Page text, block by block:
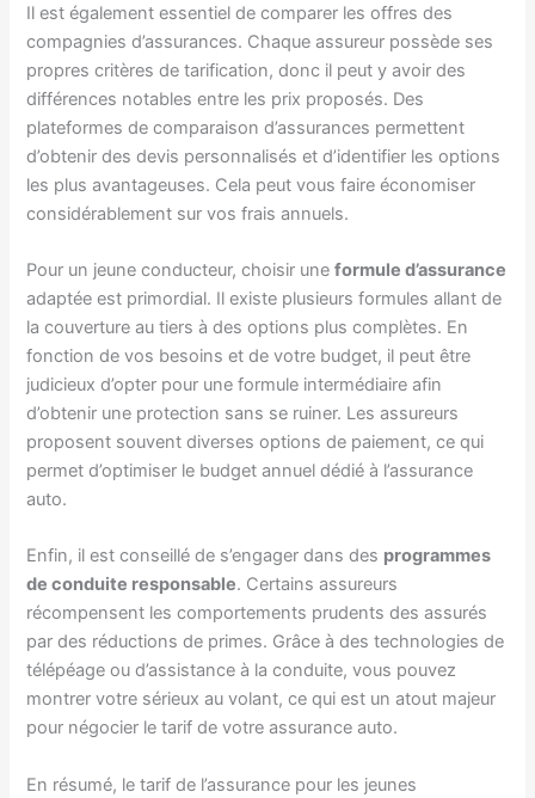
Il est également essentiel de comparer les offres des
compagnies d’assurances. Chaque assureur possède ses
propres critères de tarification, donc il peut y avoir des
différences notables entre les prix proposés. Des
plateformes de comparaison d’assurances permettent
d’obtenir des devis personnalisés et d’identifier les options
les plus avantageuses. Cela peut vous faire économiser
considérablement sur vos frais annuels.
Pour un jeune conducteur, choisir uneformule d’assurance
adaptée est primordial. Il existe plusieurs formules allant de
la couverture au tiers à des options plus complètes. En
fonction de vos besoins et de votre budget, il peut être
judicieux d’opter pour une formule intermédiaire afin
d’obtenir une protection sans se ruiner. Les assureurs
proposent souvent diverses options de paiement, ce qui
permet d’optimiser le budget annuel dédié à l’assurance
auto.
Enfin, il est conseillé de s’engager dans des programmes
de conduite responsable. Certains assureurs
récompensent les comportements prudents des assurés
par des réductions de primes. Grâce à des technologies de
télépéage ou d’assistance à la conduite, vous pouvez
montrer votre sérieux au volant, ce qui est un atout majeur
pour négocier le tarif de votre assurance auto.
En résumé, le tarif de l’assurance pour les jeunes